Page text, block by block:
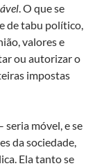
. O que se
de tabu político,
valores e
ou autorizar o
impostas
seria móvel, e se
da sociedade,
Ela tanto se